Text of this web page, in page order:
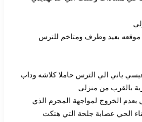
بعيد وطرف ومتاخم للترس
ياني الي الترس حاملا كلاشه وداب
بالقرب من منزلي
بعدم الخروج لمواجهة المجرم الذي
الحي عصابة جلحة التي هتكت